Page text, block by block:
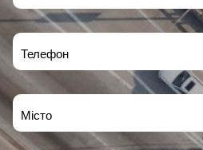
Телефон
Місто